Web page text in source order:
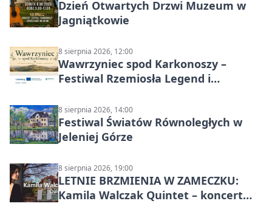
Dzień Otwartych Drzwi Muzeum w
Jagniątkowie
8 sierpnia 2026, 12:00
Wawrzyniec spod Karkonoszy –
Festiwal Rzemiosła Legend i
8 sierpnia 2026, 14:00
Festiwal Światów Równoległych w
Jeleniej Górze
8 sierpnia 2026, 19:00
LETNIE BRZMIENIA W ZAMECZKU:
Kamila Walczak Quintet – koncert